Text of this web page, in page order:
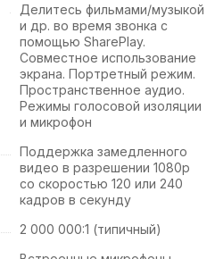
Делитесь фильмами/музыкой
и др. во время звонка с
помощью SharePlay.
Совместное использование
экрана. Портретный режим.
Пространственное аудио.
Режимы голосовой изоляции
и микрофон
Поддержка замедленного
видео в разрешении 1080p
со скоростью 120 или 240
кадров в секунду
2 000 000:1 (типичный)